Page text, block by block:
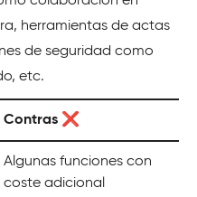
herramientas de actas
de seguridad como
etc.
Contras ❌
Algunas funciones con
coste adicional